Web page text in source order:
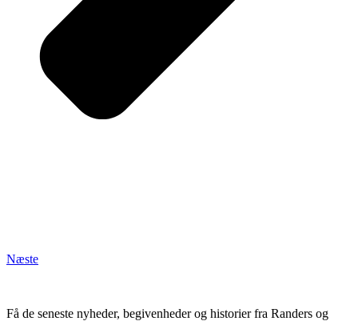
Næste
Få de seneste nyheder, begivenheder og historier fra Randers og